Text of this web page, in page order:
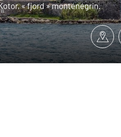
« fjord » monténégrin.